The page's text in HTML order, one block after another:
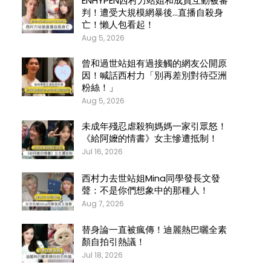
判！遭受大規模網暴後…直播自殺身
亡！懶人包看起！
Aug 5, 2026
曾和過世站姐有過接觸的網友公開原
因！喊話西村力「別再差別對待亞洲
粉絲！」
Aug 5, 2026
未成年殘忍虐殺狗媽媽一家引眾怒！
《給阿嬤的情書》女主慘遭抵制！
Jul 16, 2026
西村力去世站姐Mina同學發長文發
聲：不是你們想象中的那種人！
Aug 7, 2026
替身論一直被瘋傳！迪麗熱巴曬全素
顏自拍引熱議！
Jul 18, 2026